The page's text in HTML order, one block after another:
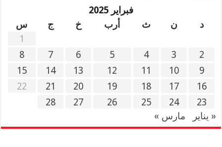
فبراير 2025
د
ن ث أرب خ ج
س
1
2
3
4
5
6
7
8
9
10
11
12
13
14
15
16
17
18
19
20
21
22
23
24
25
26
27
28
« يناير
مارس »